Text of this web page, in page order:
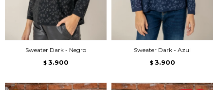
Sweater Dark - Negro
$ 3.900
Sweater Dark - Azul
$ 3.900